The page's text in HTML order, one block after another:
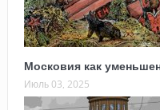
Московия как
Июль 03, 2025